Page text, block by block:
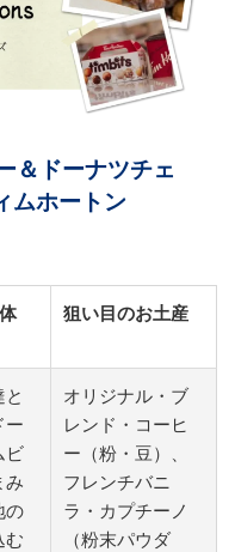
＆ドーナツチェ
ムホートン
狙い目のお土産
ー
ビ
み
の
む
オリジナル・ブ
レンド・コーヒ
ー（粉・豆）、
フレンチバニ
ラ・カプチーノ
（粉末パウダ